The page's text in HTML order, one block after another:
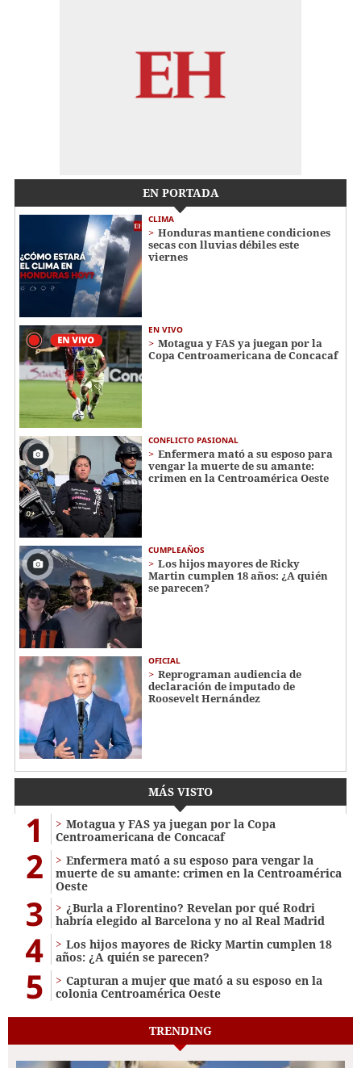
EN PORTADA
CLIMA
Honduras mantiene condiciones
secas con lluvias débiles este
viernes
EN VIVO
Motagua y FAS ya juegan por la
Copa Centroamericana de Concacaf
CONFLICTO PASIONAL
Enfermera mató a su esposo para
vengar la muerte de su amante:
crimen en la Centroamérica Oeste
CUMPLEAÑOS
Los hijos mayores de Ricky
Martin cumplen 18 años: ¿A quién
se parecen?
OFICIAL
Reprograman audiencia de
declaración de imputado de
Roosevelt Hernández
MÁS VISTO
1
Motagua y FAS ya juegan por la Copa
Centroamericana de Concacaf
2
Enfermera mató a su esposo para vengar la
muerte de su amante: crimen en la Centroamérica
Oeste
3
¿Burla a Florentino? Revelan por qué Rodri
habría elegido al Barcelona y no al Real Madrid
4
Los hijos mayores de Ricky Martin cumplen 18
años: ¿A quién se parecen?
5
Capturan a mujer que mató a su esposo en la
colonia Centroamérica Oeste
TRENDING